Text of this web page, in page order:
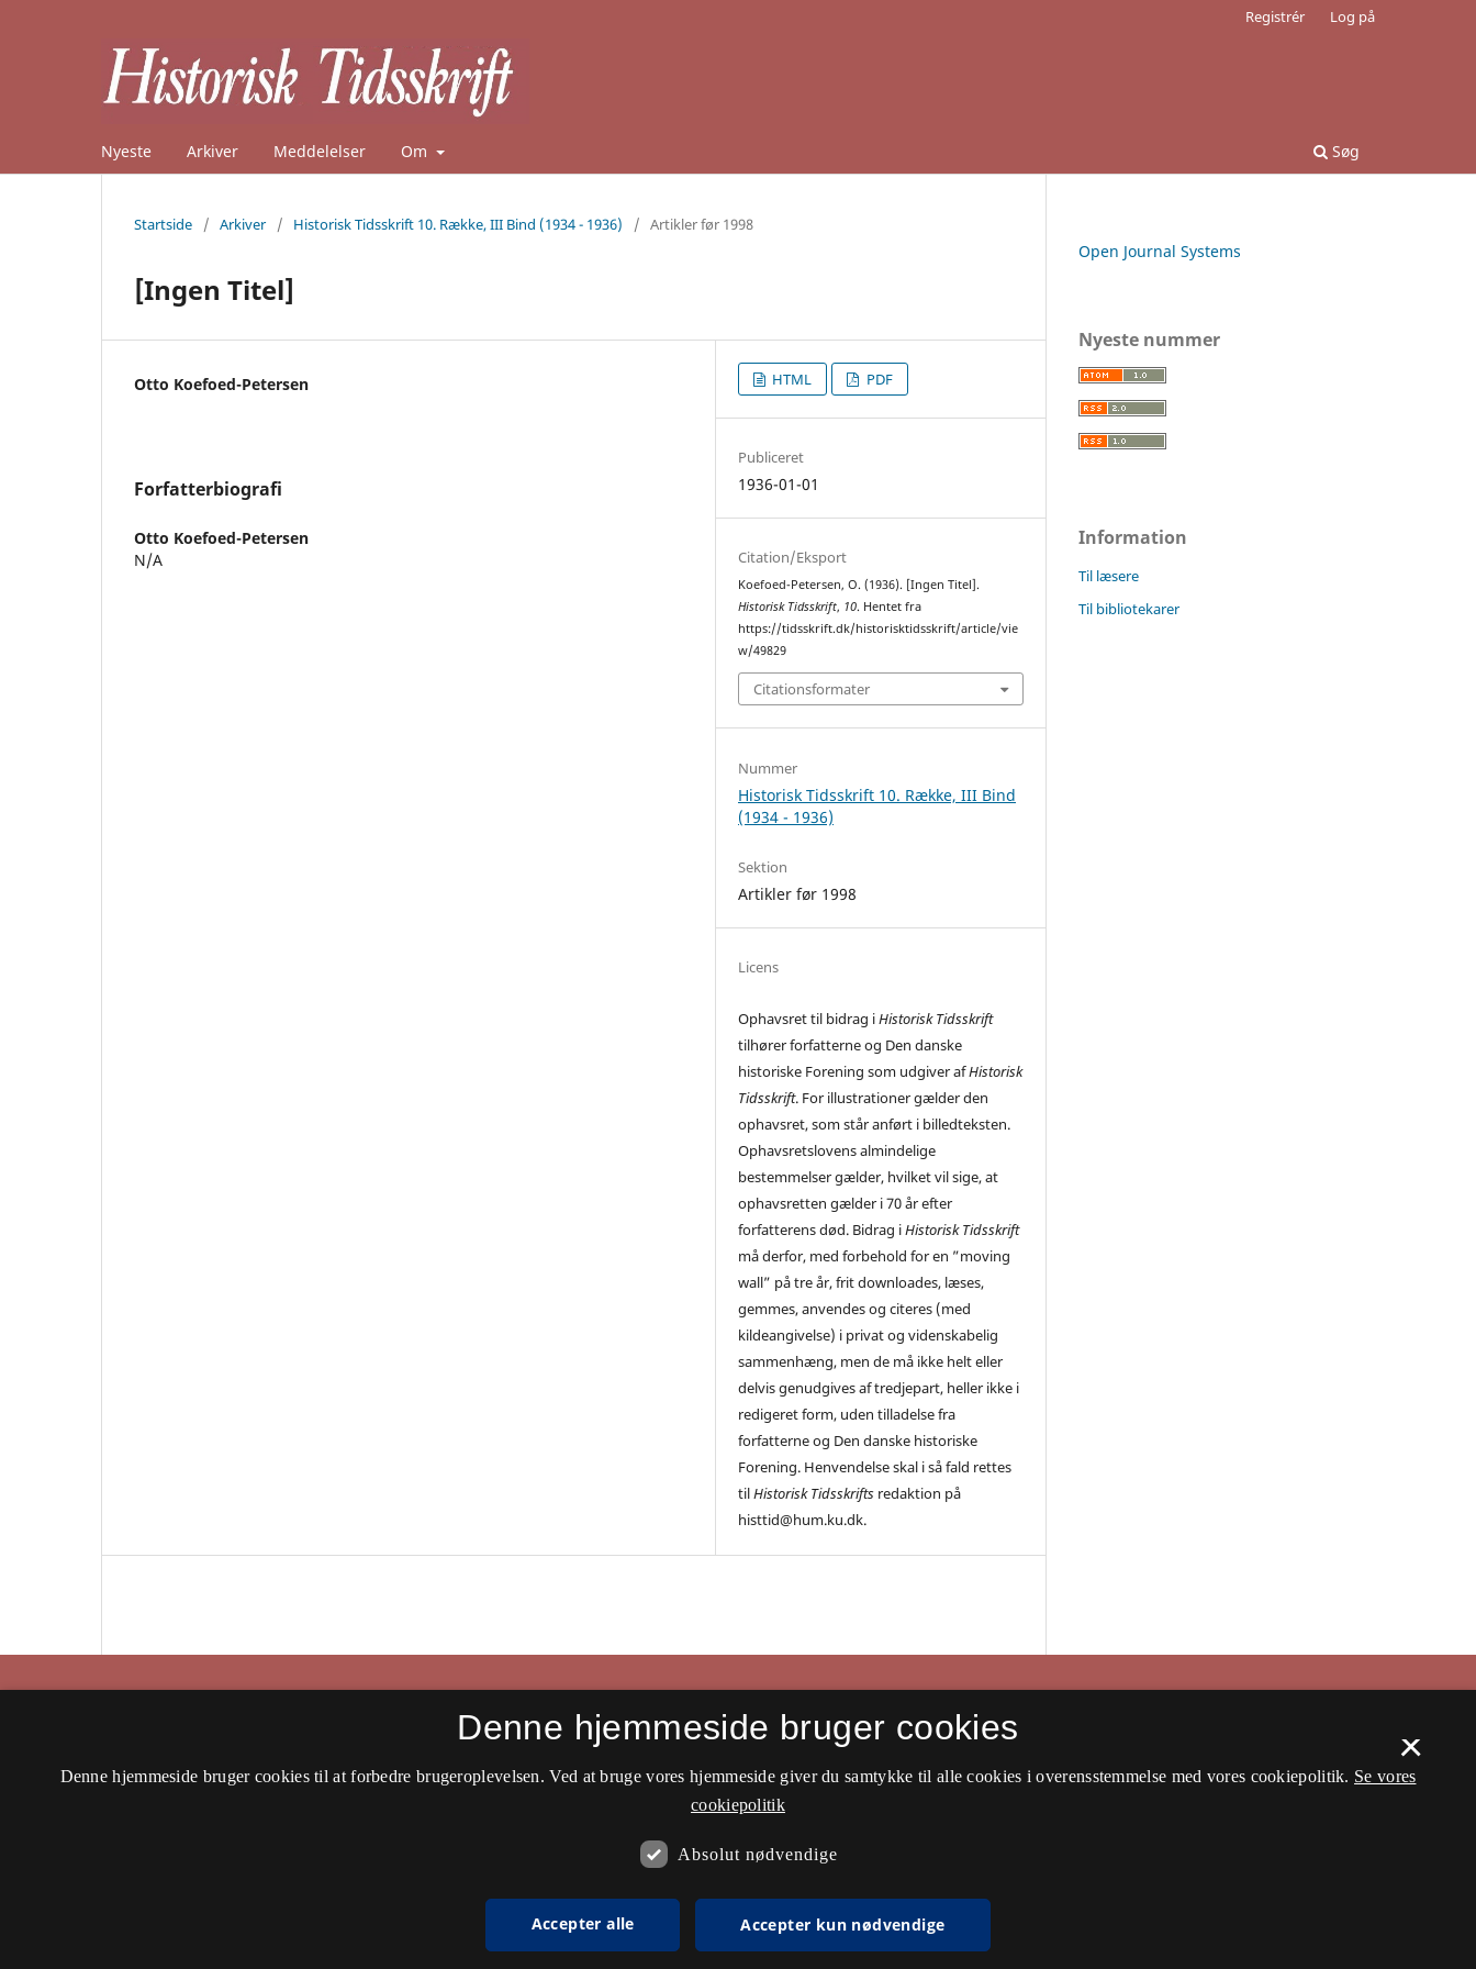
Nyeste Arkiver Meddelelser Om Søg
Registrér Log på
Startside / Arkiver / Historisk Tidsskrift 10. Række, III Bind (1934 - 1936) / Artikler før 1998
[Ingen Titel]
Otto Koefoed-Petersen
Forfatterbiografi
Otto Koefoed-Petersen
N/A
HTML PDF
Publiceret
1936-01-01
Citation/Eksport
Koefoed-Petersen, O. (1936). [Ingen Titel].
Historisk Tidsskrift, 10. Hentet fra
https://tidsskrift.dk/historisktidsskrift/article/vie
w/49829
Citationsformater
Nummer
Historisk Tidsskrift 10. Række, III Bind
(1934 - 1936)
Sektion
Artikler før 1998
Licens
Ophavsret til bidrag iHistorisk Tidsskrift
tilhører forfatterne og Den danske
historiske Forening som udgiver afHistorisk
Tidsskrift. For illustrationer gælder den
ophavsret, som står anført i billedteksten.
Ophavsretslovens almindelige
bestemmelser gælder, hvilket vil sige, at
ophavsretten gælder i 70 år efter
forfatterens død. Bidrag iHistorisk Tidsskrift
må derfor, med forbehold for en ”moving
wall” på tre år, frit downloades, læses,
gemmes, anvendes og citeres (med
kildeangivelse) i privat og videnskabelig
sammenhæng, men de må ikke helt eller
delvis genudgives af tredjepart, heller ikke i
redigeret form, uden tilladelse fra
forfatterne og Den danske historiske
Forening. Henvendelse skal i så fald rettes
tilHistorisk Tidsskrifts redaktion på
histtid@hum.ku.dk.
Open Journal Systems
Nyeste nummer
Information
Til læsere
Til bibliotekarer
ISSN 2597-0666 (Online)
×
Denne hjemmeside bruger cookies
Denne hjemmeside bruger cookies til at forbedre brugeroplevelsen. Ved at bruge vores hjemmeside giver du samtykke til alle cookies i overensstemmelse med vores cookiepolitik. Se vores
cookiepolitik
Absolut nødvendige
Accepter alle Accepter kun nødvendige